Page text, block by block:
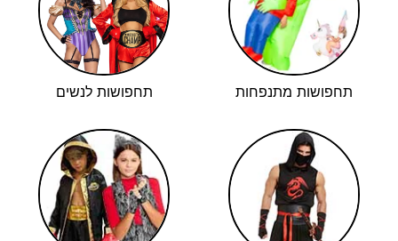
תחפושות מתנפחות תחפושות לנשים